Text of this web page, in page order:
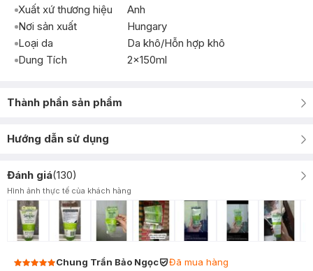
Xuất xứ thương hiệu
Anh
Nơi sản xuất
Hungary
Loại da
Da khô/Hỗn hợp khô
Dung Tích
2x150ml
Thành phần sản phẩm
Hướng dẫn sử dụng
Đánh giá(130)
Hình ảnh thực tế của khách hàng
Chung Trần Bảo Ngọc
Đã mua hàng